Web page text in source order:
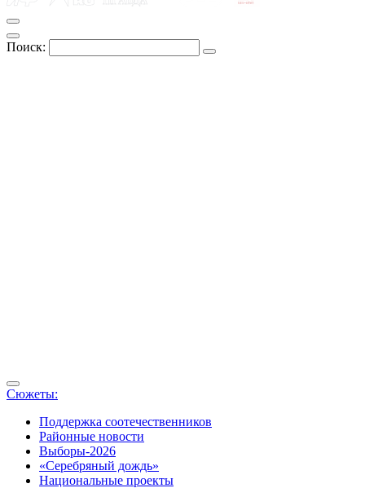
Поиск:
Сюжеты:
Поддержка соотечественников
Районные новости
Выборы-2026
«Серебряный дождь»
Национальные проекты